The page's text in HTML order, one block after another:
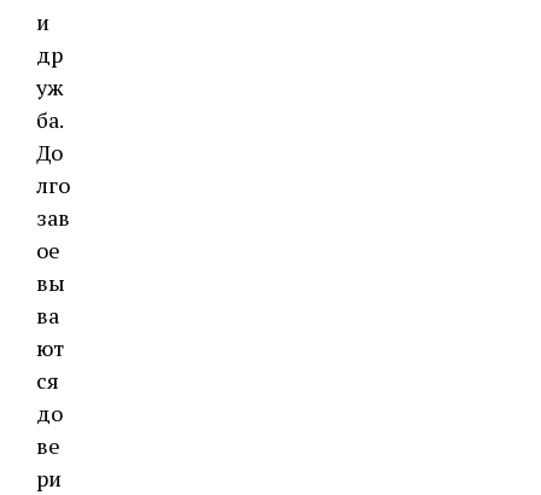
и
др
уж
ба.
До
лго
зав
ое
вы
ва
ют
ся
до
ве
ри